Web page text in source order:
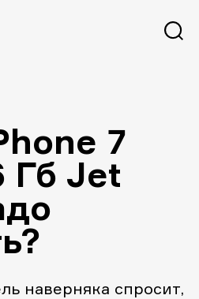
7
Гб Jet
наверняка спросит,